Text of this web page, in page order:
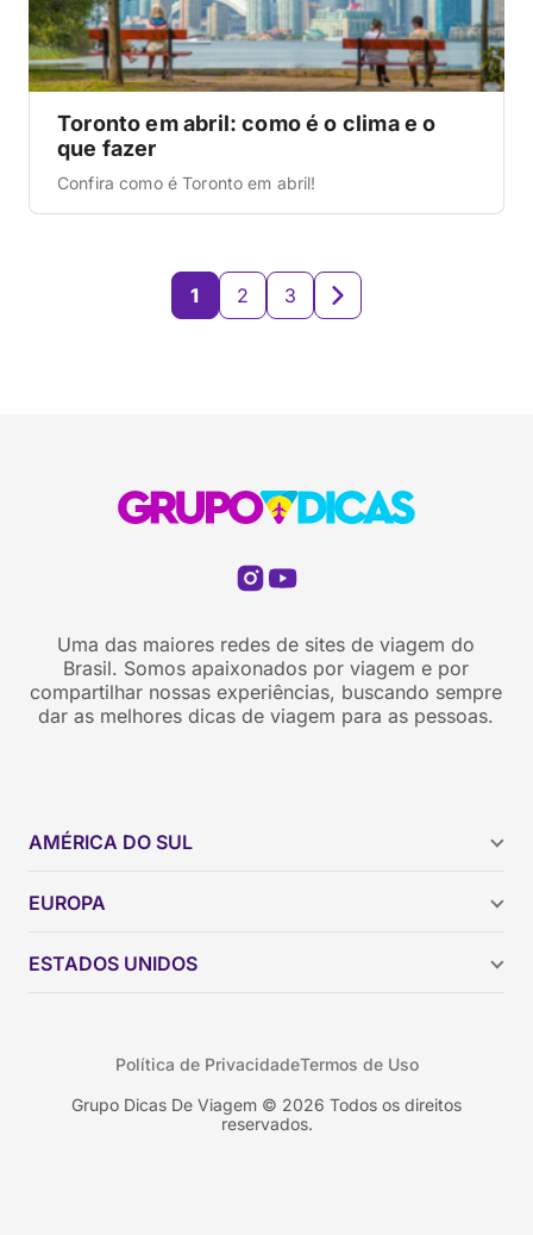
Toronto em abril: como é o clima e o
que fazer
Confira como é Toronto em abril!
1 2 3
Uma das maiores redes de sites de viagem do
Brasil. Somos apaixonados por viagem e por
compartilhar nossas experiências, buscando sempre
dar as melhores dicas de viagem para as pessoas.
AMÉRICA DO SUL
Brasil
Colômbia
EUROPA
ESTADOS UNIDOS
Nova York
Grupo Dicas De Viagem © 2026 Todos os direitos
reservados.
Política de PrivacidadeTermos de Uso